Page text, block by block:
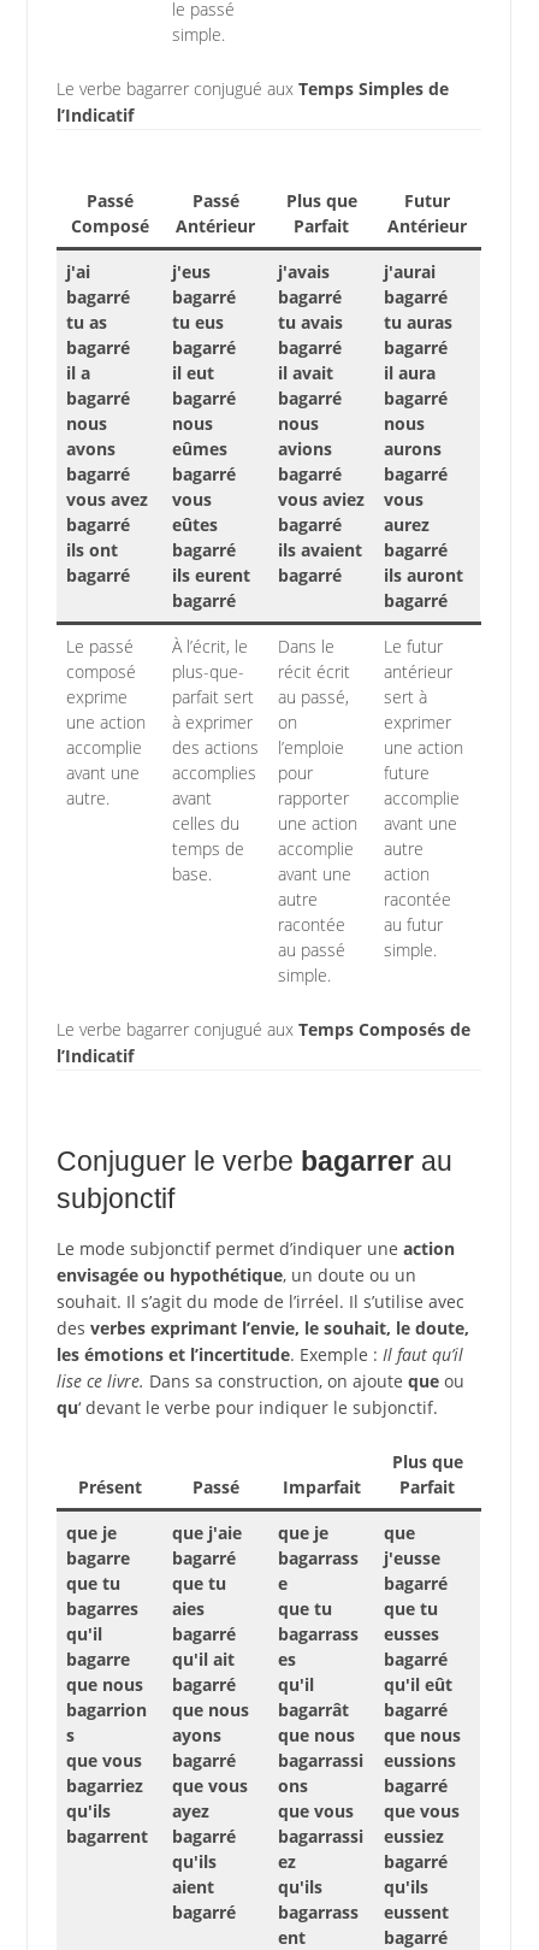
le passé
simple.
Le verbe bagarrer conjugué aux Temps Simples de
l’Indicatif
Passé
Composé
Passé
Antérieur
Plus que
Parfait
Futur
Antérieur
j'ai
bagarré
tu as
bagarré
il a
bagarré
nous
avons
bagarré
vous avez
bagarré
ils ont
bagarré
j'eus
bagarré
tu eus
bagarré
il eut
bagarré
nous
eûmes
bagarré
vous
eûtes
bagarré
ils eurent
bagarré
j'avais
bagarré
tu avais
bagarré
il avait
bagarré
nous
avions
bagarré
vous aviez
bagarré
ils avaient
bagarré
j'aurai
bagarré
tu auras
bagarré
il aura
bagarré
nous
aurons
bagarré
vous
aurez
bagarré
ils auront
bagarré
Le passé
composé
exprime
une action
accomplie
avant une
autre.
À l’écrit, le
plus-que-
parfait sert
à exprimer
des actions
accomplies
avant
celles du
temps de
base.
Dans le
récit écrit
au passé,
on
l’emploie
pour
rapporter
une action
accomplie
avant une
autre
racontée
au passé
simple.
Le futur
antérieur
sert à
exprimer
une action
future
accomplie
avant une
autre
action
racontée
au futur
simple.
Le verbe bagarrer conjugué aux Temps Composés de
l’Indicatif
Conjuguer le verbe bagarrerau
subjonctif
Le mode subjonctif permet d’indiquer une action
envisagée ou hypothétique, un doute ou un
souhait. Il s’agit du mode de l’irréel. Il s’utilise avec
des verbes exprimant l’envie, le souhait, le doute,
les émotions et l’incertitude. Exemple : Il faut qu’il
lise ce livre. Dans sa construction, on ajoute queou
qu‘ devant le verbe pour indiquer le subjonctif.
Présent Passé Imparfait
Plus que
Parfait
que je
bagarre
que tu
bagarres
qu'il
bagarre
que nous
bagarrion
s
que vous
bagarriez
qu'ils
bagarrent
que j'aie
bagarré
que tu
aies
bagarré
qu'il ait
bagarré
que nous
ayons
bagarré
que vous
ayez
bagarré
qu'ils
aient
bagarré
que je
bagarrass
e
que tu
bagarrass
es
qu'il
bagarrât
que nous
bagarrassi
ons
que vous
bagarrassi
ez
qu'ils
bagarrass
ent
que
j'eusse
bagarré
que tu
eusses
bagarré
qu'il eût
bagarré
que nous
eussions
bagarré
que vous
eussiez
bagarré
qu'ils
eussent
bagarré